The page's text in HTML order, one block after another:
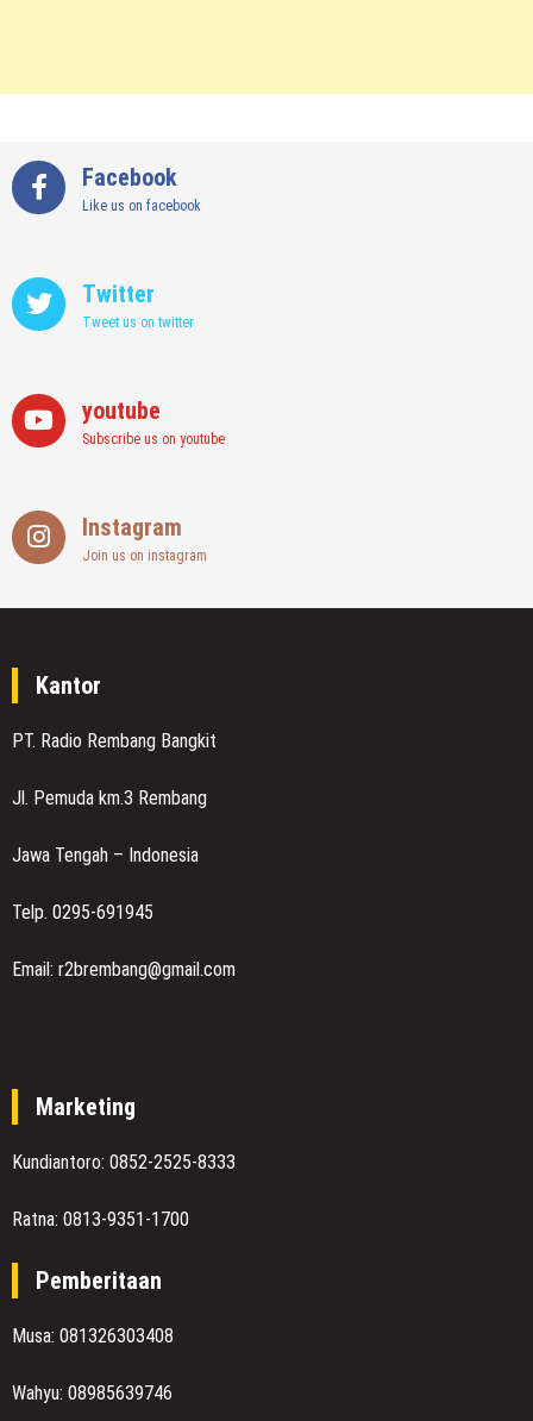
Facebook
Like us on facebook
Twitter
Tweet us on twitter
youtube
Subscribe us on youtube
Instagram
Join us on instagram
Kantor
PT. Radio Rembang Bangkit
Jl. Pemuda km.3 Rembang
Jawa Tengah – Indonesia
Telp. 0295-691945
Email: r2brembang@gmail.com
Marketing
Kundiantoro: 0852-2525-8333
Ratna: 0813-9351-1700
Pemberitaan
Musa: 081326303408
Wahyu: 08985639746